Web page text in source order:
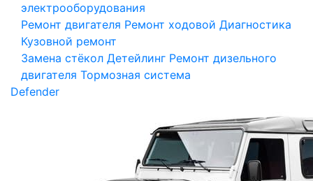
электрооборудования
Ремонт двигателя Ремонт ходовой Диагностика
Кузовной ремонт
Замена стёкол Детейлинг Ремонт дизельного
двигателя Тормозная система
Defender